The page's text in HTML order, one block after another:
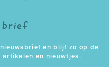
en blijf zo op de
artikelen en nieuwtjes.